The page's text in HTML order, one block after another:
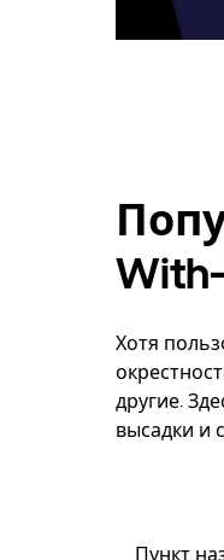
Хотя
другие.
высадки и
Пункт